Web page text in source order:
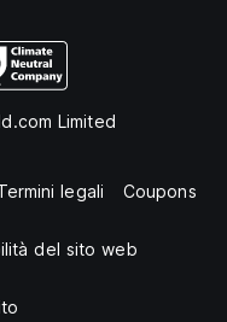
Limited
legali Coupons
del sito web